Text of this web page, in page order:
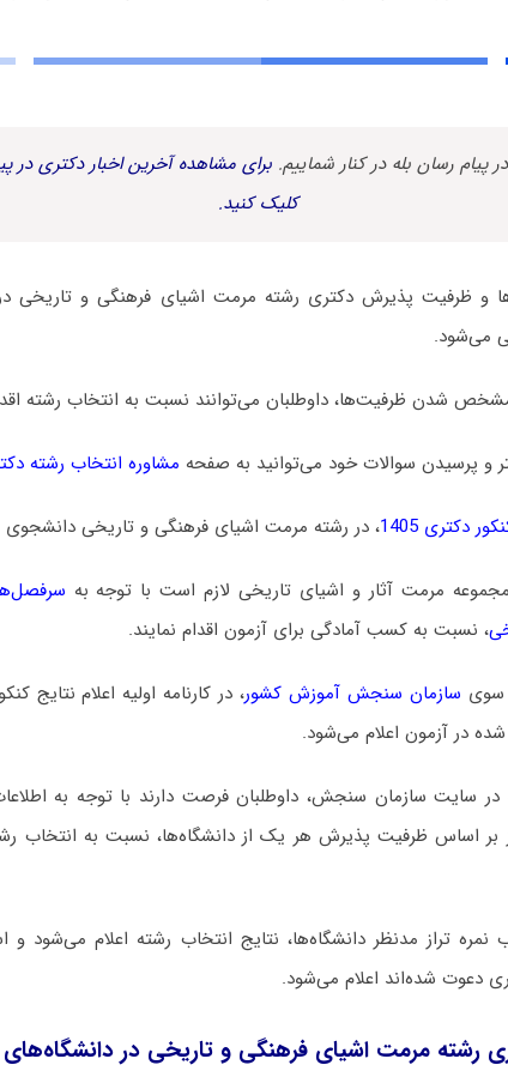
پیام رسان بله در کنار شماییم. برای مشاهده آخرین اخبار دکتری در
کلیک کنید.
و ظرفیت پذیرش دکتری رشته ﻣﺮﻣﺖ اشیای فرهنگی و تاریخی
می‌شود.
شدن ظرفیت‌ها، داوطلبان می‌توانند نسبت به انتخاب رشته
و پرسیدن سوالات خود می‌توانید به صفحه مشاوره انتخاب رشته
دکتری 1405 ، در رشته ﻣﺮﻣﺖ اشیای فرهنگی و تاریخی دانشجوی
ﻣﺮﻣﺖ آﺛﺎر و اشیای تاریخی لازم است با توجه به
، نسبت به کسب آمادگی برای آزمون اقدام نمایند.
سوی سازمان سنجش آموزش کشور، در کارنامه اولیه اعلام نتایج
در آزمون اعلام می‌شود.
در سایت سازمان سنجش، داوطلبان فرصت دارند با توجه به
بر اساس ظرفیت پذیرش هر یک از دانشگاه‌ها، نسبت به انتخاب
تراز مدنظر دانشگاه‌ها، نتایج انتخاب رشته اعلام می‌شود و
دعوت شده‌اند اعلام می‌شود.
رشته ﻣﺮﻣﺖ اشیای فرهنگی و تاریخی در